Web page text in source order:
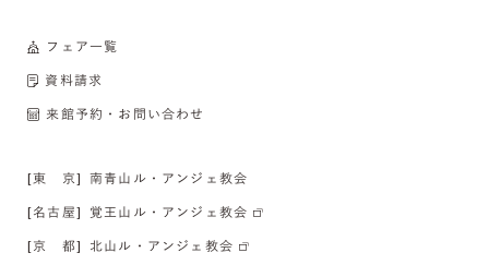
フェア一覧
資料請求
来館予約・お問い合わせ
[東 京] 南青山ル・アンジェ教会
[名古屋] 覚王山ル・アンジェ教会
[京 都] 北山ル・アンジェ教会